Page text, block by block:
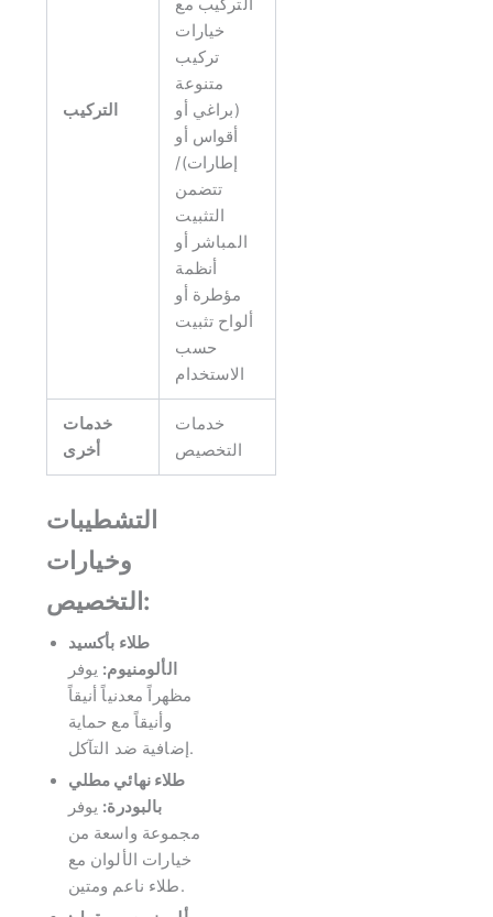
التركيب
التركيب مع
خيارات
تركيب
متنوعة
(براغي أو
أقواس أو
إطارات)/
تتضمن
التثبيت
المباشر أو
أنظمة
مؤطرة أو
ألواح تثبيت
حسب
الاستخدام
خدمات
أخرى
خدمات
التخصيص
التشطيبات
وخيارات
التخصيص:
طلاء بأكسيد
الألومنيوم: يوفر
مظهراً معدنياً أنيقاً
وأنيقاً مع حماية
إضافية ضد التآكل.
طلاء نهائي مطلي
بالبودرة: يوفر
مجموعة واسعة من
خيارات الألوان مع
طلاء ناعم ومتين.